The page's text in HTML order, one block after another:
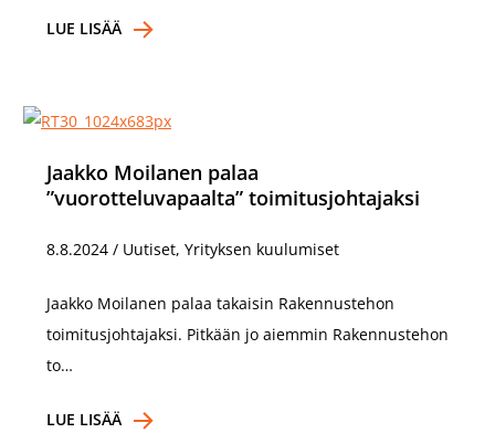
LUE LISÄÄ
Jaakko Moilanen palaa
”vuorotteluvapaalta” toimitusjohtajaksi
8.8.2024 / Uutiset, Yrityksen kuulumiset
Jaakko Moilanen palaa takaisin Rakennustehon
toimitusjohtajaksi. Pitkään jo aiemmin Rakennustehon
to…
LUE LISÄÄ